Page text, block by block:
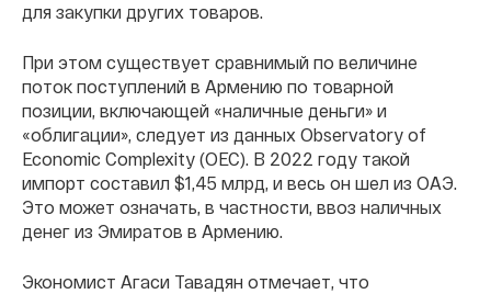
для закупки других товаров.
При этом существует сравнимый по величине
поток поступлений в Армению по товарной
позиции, включающей «наличные деньги» и
«облигации», следует из данных Observatory of
Economic Complexity (OEC). В 2022 году такой
импорт составил $1,45 млрд, и весь он шел из ОАЭ.
Это может означать, в частности, ввоз наличных
денег из Эмиратов в Армению.
Экономист Агаси Тавадян отмечает, что